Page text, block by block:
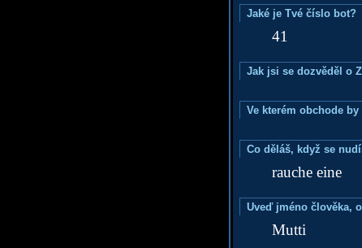
Jaké je Tvé číslo bot?
41
Jak jsi se dozvěděl o
Ve kterém obchode
Co děláš, když se
rauche eine
Uveď jméno člověka,
Mutti